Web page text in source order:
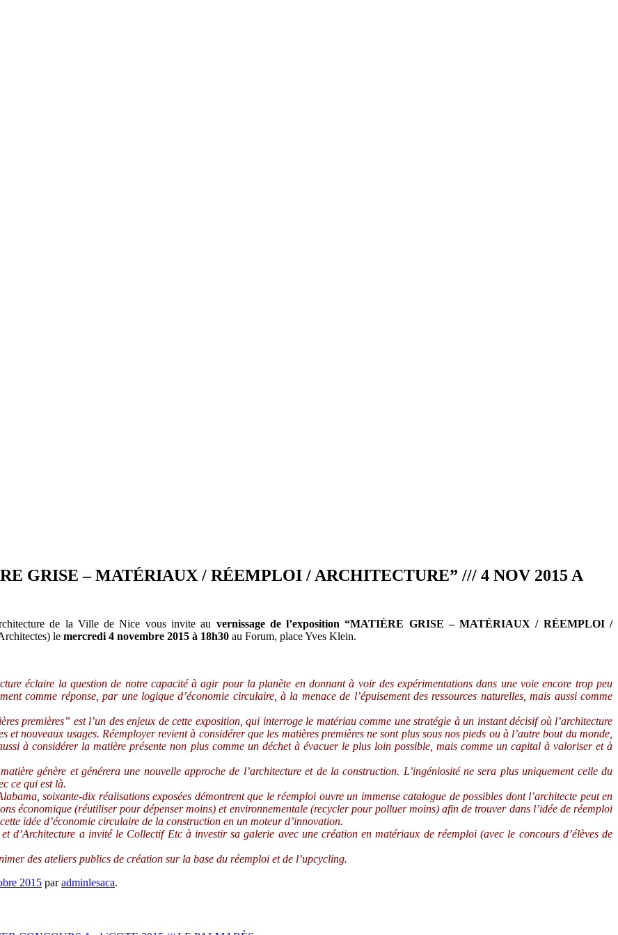
GRISE – MATÉRIAUX / RÉEMPLOI / ARCHITECTURE” /// 4 NOV 2015 A
de la Ville de Nice vous invite au vernissage de l’exposition “MATIÈRE GRISE – MATÉRIAUX / RÉEMPLOI /
le mercredi 4 novembre 2015 à 18h30 au Forum, place Yves Klein.
éclaire la question de notre capacité à agir pour la planète en donnant à voir des expérimentations dans une voie encore trop peu
comme réponse, par une logique d’économie circulaire, à la menace de l’épuisement des ressources naturelles, mais aussi comme
premières” est l’un des enjeux de cette exposition, qui interroge le matériau comme une stratégie à un instant décisif où l’architecture
nouveaux usages. Réemployer revient à considérer que les matières premières ne sont plus sous nos pieds ou à l’autre bout du monde,
à considérer la matière présente non plus comme un déchet à évacuer le plus loin possible, mais comme un capital à valoriser et à
génère et générera une nouvelle approche de l’architecture et de la construction. L’ingéniosité ne sera plus uniquement celle du
ce qui est là.
soixante-dix réalisations exposées démontrent que le réemploi ouvre un immense catalogue de possibles dont l’architecte peut en
économique (réutiliser pour dépenser moins) et environnementale (recycler pour polluer moins) afin de trouver dans l’idée de réemploi
idée d’économie circulaire de la construction en un moteur d’innovation.
d’Architecture a invité le Collectif Etc à investir sa galerie avec une création en matériaux de réemploi (avec le concours d’élèves de
des ateliers publics de création sur la base du réemploi et de l’upcycling.
2015 paradminlesaca.